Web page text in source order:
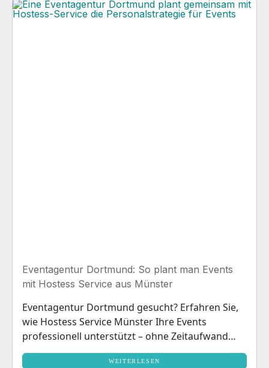
Eventagentur Dortmund: So plant man Events
mit Hostess Service aus Münster
Eventagentur Dortmund gesucht? Erfahren Sie,
wie Hostess Service Münster Ihre Events
professionell unterstützt – ohne Zeitaufwand
und Ausfallrisiko.
WEITERLESEN